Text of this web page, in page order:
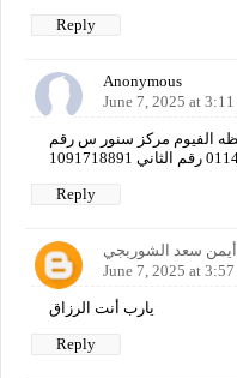
Reply
Anonymous
June 7, 2025 at
الفيوم مركز سنور س رقم
Reply
أيمن سعد الشوربجي
June 7, 2025 at
يارب أنت الرزاق
Reply